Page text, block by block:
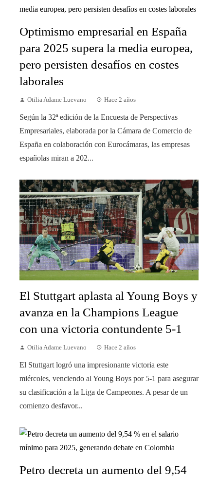
Optimismo empresarial en España
para 2025 supera la media europea,
pero persisten desafíos en costes
laborales
Otilia Adame Luevano Hace 2 años
Según la 32ª edición de la Encuesta de Perspectivas
Empresariales, elaborada por la Cámara de Comercio de
España en colaboración con Eurocámaras, las empresas
españolas miran a 202...
El Stuttgart aplasta al Young Boys y
avanza en la Champions League
con una victoria contundente 5-1
Otilia Adame Luevano Hace 2 años
El Stuttgart logró una impresionante victoria este
miércoles, venciendo al Young Boys por 5-1 para asegurar
su clasificación a la Liga de Campeones. A pesar de un
comienzo desfavor...
Petro decreta un aumento del 9,54